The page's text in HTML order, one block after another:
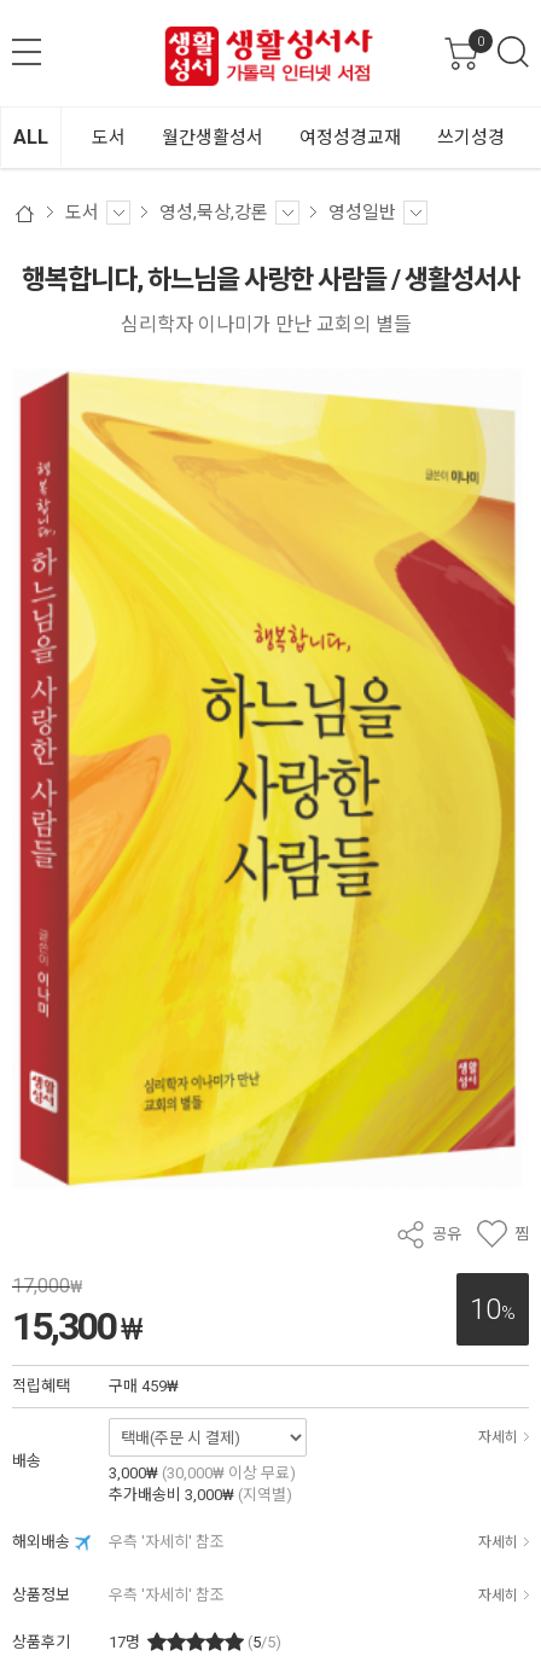
0
ALL 도서 월간생활성서 여정성경교재 쓰기성경
도서 영성,묵상,강론 영성일반
행복합니다, 하느님을 사랑한 사람들 / 생활성서사
심리학자 이나미가 만난 교회의 별들
공유 찜
10%
17,000₩
15,300₩
적립혜택 구매 459₩
배송
자세히
3,000₩ (30,000₩ 이상 무료)
추가배송비 3,000₩ (지역별)
해외배송 우측 '자세히' 참조 자세히
상품정보 우측 '자세히' 참조 자세히
상품후기 17명 (5/5)